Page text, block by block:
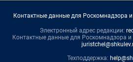
Контактные данные для Роскомнадзора
Электронный адрес редакции:
Контактные данные для Роскомнадзора и
Техподдержка: